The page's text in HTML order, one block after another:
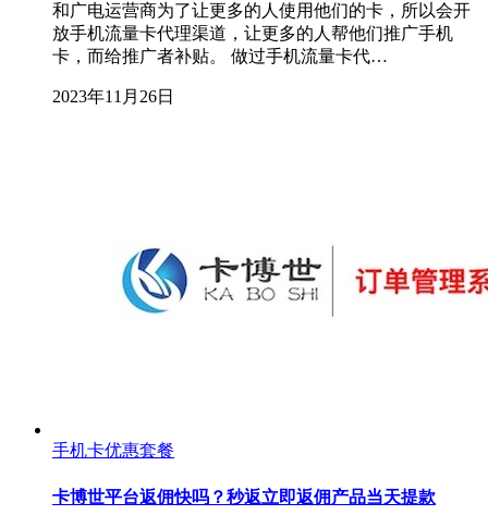
和广电运营商为了让更多的人使用他们的卡，所以会开
放手机流量卡代理渠道，让更多的人帮他们推广手机
卡，而给推广者补贴。 做过手机流量卡代…
2023年11月26日
手机卡优惠套餐
卡博世平台返佣快吗？秒返立即返佣产品当天提款